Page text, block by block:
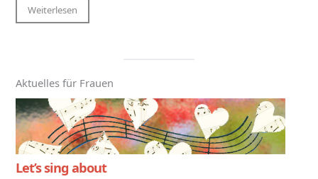
Weiterlesen
Aktuelles für Frauen
Let’s sing about